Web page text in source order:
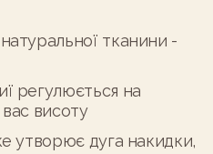
тканини -
регулюється на
висоту
утворює дуга накидки,